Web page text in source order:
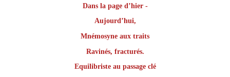
Dans la page d’hier -
Aujourd’hui,
Mnémosyne aux traits
Ravinés, fracturés.
Equilibriste au passage clé